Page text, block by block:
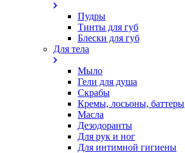
Пудры
Тинты для губ
Блески для губ
Для тела
Мыло
Гели для душа
Скрабы
Кремы, лосьоны, баттеры
Масла
Дезодоранты
Для рук и ног
Для интимной гигиены